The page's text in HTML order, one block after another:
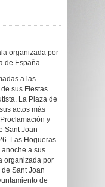
organizada por
de España
a las
sus Fiestas
La Plaza de
actos más
y
Sant Joan
Las Hogueras
anoche a sus
organizada por
Sant Joan
de